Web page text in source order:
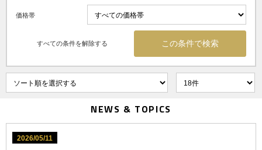
価格帯
すべての条件を解除する
NEWS & TOPICS
2026/05/11